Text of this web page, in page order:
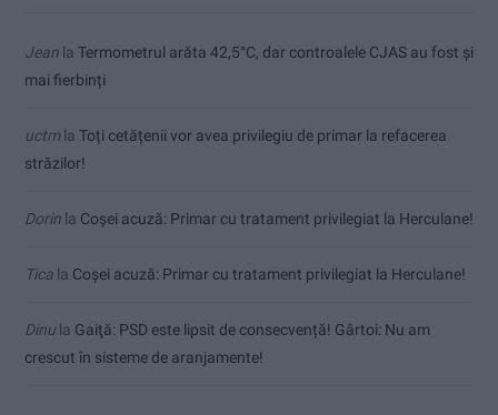
Jean la Termometrul arăta 42,5°C, dar controalele CJAS au fost și
mai fierbinți
uctmla Toți cetățenii vor avea privilegiu de primar la refacerea
străzilor!
Dorin la Coșei acuză: Primar cu tratament privilegiat la Herculane!
Tica la Coșei acuză: Primar cu tratament privilegiat la Herculane!
Dinu la Gaiţă: PSD este lipsit de consecvență! Gârtoi: Nu am
crescut în sisteme de aranjamente!